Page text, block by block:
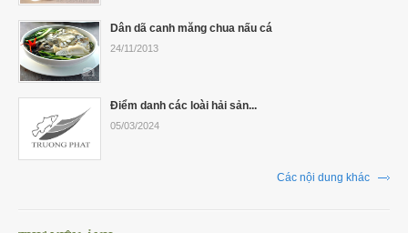
Dân dã canh măng chua nấu cá
24/11/2013
Điểm danh các loài hải sản...
05/03/2024
Các nội dung khác